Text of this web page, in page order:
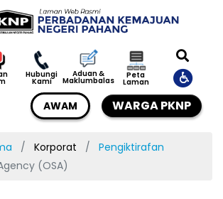
Hubungi
Kami
Aduan &
Maklumbalas
Peta
Laman
AWAM WARGA PKNP
Korporat
Pengiktirafan
(OSA)